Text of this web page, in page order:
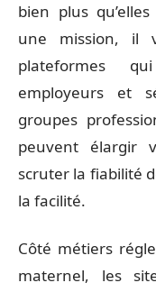
bien plus
une mission, il
plateformes
employeurs et
groupes
peuvent élargir
scruter la fiabilité
la facilité.
Côté métiers
maternel, les